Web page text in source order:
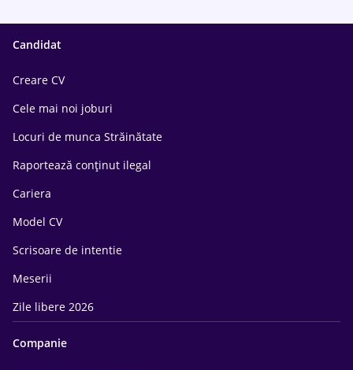
Candidat
Creare CV
Cele mai noi joburi
Locuri de munca Străinătate
Raportează conținut ilegal
Cariera
Model CV
Scrisoare de intentie
Meserii
Zile libere 2026
Companie